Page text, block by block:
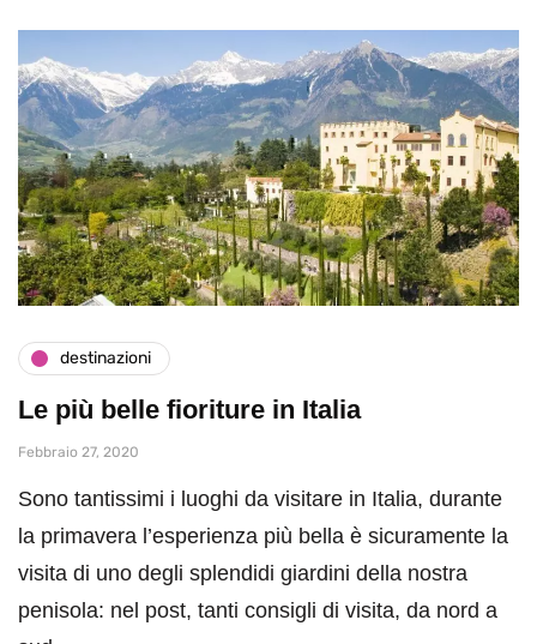
destinazioni
Le più belle fioriture in Italia
Febbraio 27, 2020
Sono tantissimi i luoghi da visitare in Italia, durante
la primavera l’esperienza più bella è sicuramente la
visita di uno degli splendidi giardini della nostra
penisola: nel post, tanti consigli di visita, da nord a